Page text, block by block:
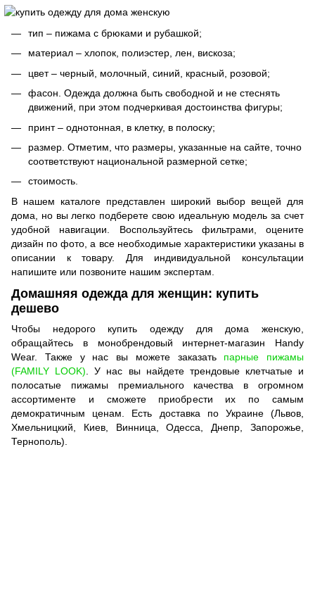
тип – пижама с брюками и рубашкой;
материал – хлопок, полиэстер, лен, вискоза;
цвет – черный, молочный, синий, красный, розовой;
фасон. Одежда должна быть свободной и не стеснять
движений, при этом подчеркивая достоинства фигуры;
принт – однотонная, в клетку, в полоску;
размер. Отметим, что размеры, указанные на сайте, точно
соответствуют национальной размерной сетке;
стоимость.
В нашем каталоге представлен широкий выбор вещей для
дома, но вы легко подберете свою идеальную модель за счет
удобной навигации. Воспользуйтесь фильтрами, оцените
дизайн по фото, а все необходимые характеристики указаны в
описании к товару. Для индивидуальной консультации
напишите или позвоните нашим экспертам.
Домашняя одежда для женщин: купить
дешево
Чтобы недорого купить одежду для дома женскую,
обращайтесь в монобрендовый интернет-магазин Handy
Wear. Также у нас вы можете заказать парные пижамы
(FAMILY LOOK). У нас вы найдете трендовые клетчатые и
полосатые пижамы премиального качества в огромном
ассортименте и сможете приобрести их по самым
демократичным ценам. Есть доставка по Украине (Львов,
Хмельницкий, Киев, Винница, Одесса, Днепр, Запорожье,
Тернополь).